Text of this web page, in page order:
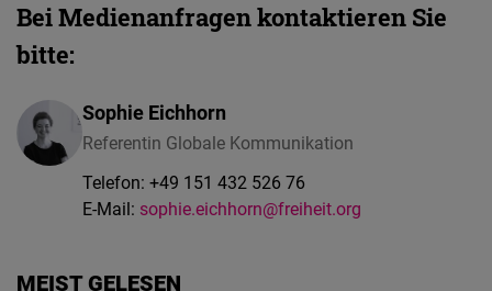
Bei Medienanfragen kontaktieren Sie
bitte:
Sophie Eichhorn
Referentin Globale Kommunikation
Telefon: +49 151 432 526 76
E-Mail: sophie.eichhorn@freiheit.org
MEIST GELESEN